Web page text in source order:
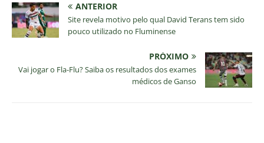
ANTERIOR
Site revela motivo pelo qual David Terans tem sido
pouco utilizado no Fluminense
PRÓXIMO
Vai jogar o Fla-Flu? Saiba os resultados dos exames
médicos de Ganso